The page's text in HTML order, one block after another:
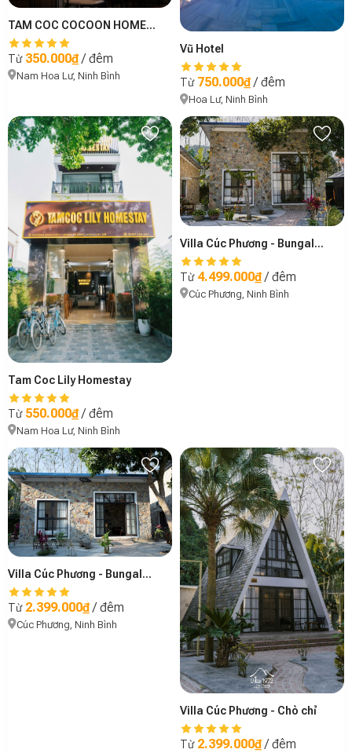
TAM COC COCOON HOMESTAY
Từ 350.000₫/ đêm
Nam Hoa Lư, Ninh Bình
Vũ Hotel
Từ 750.000₫/ đêm
Hoa Lư, Ninh Bình
Tam Coc Lily Homestay
Từ 550.000₫/ đêm
Nam Hoa Lư, Ninh Bình
Villa Cúc Phương - Bungalow Lim 2
Từ 4.499.000₫/ đêm
Cúc Phương, Ninh Bình
Villa Cúc Phương - Bungalow Lim 1
Từ 2.399.000₫/ đêm
Cúc Phương, Ninh Bình
Villa Cúc Phương - Chò chỉ
Từ 2.399.000₫/ đêm